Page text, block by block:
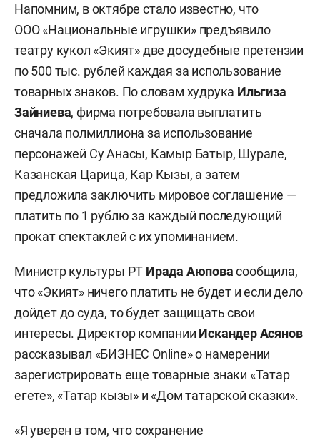
Напомним, в октябре стало известно, что
ООО «Национальные игрушки» предъявило
театру кукол «Экият» две досудебные претензии
по 500 тыс. рублей каждая за использование
товарных знаков. По словам худрука Ильгиза
Зайниева, фирма потребовала выплатить
сначала полмиллиона за использование
персонажей Су Анасы, Камыр Батыр, Шурале,
Казанская Царица, Кар Кызы, а затем
предложила заключить мировое соглашение —
платить по 1 рублю за каждый последующий
прокат спектаклей с их упоминанием.
Министр культуры РТ Ирада Аюповасообщила,
что «Экият» ничего платить не будет и если дело
дойдет до суда, то будет защищать свои
интересы. Директор компании Искандер Асянов
рассказывал «БИЗНЕС Online» о намерении
зарегистрировать еще товарные знаки «Татар
егете», «Татар кызы» и «Дом татарской сказки».
«Я уверен в том, что сохранение